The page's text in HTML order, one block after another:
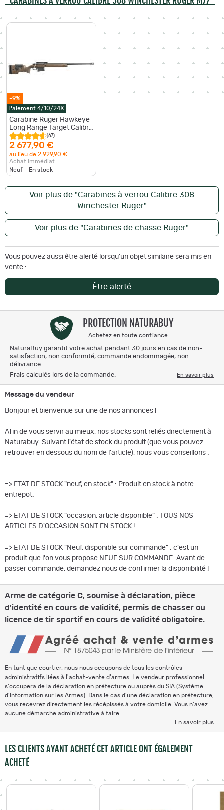
-9%
Paiement 4/10/24X
Carabine Ruger Hawkeye
Long Range Target Calibre
308 WIN
(67)
2 677,90 €
au lieu de 2 929,90 €
Achat Immédiat
Neuf - En stock
Voir plus de "Carabines à verrou Calibre 308
Winchester Ruger"
Voir plus de "Carabines de chasse Ruger"
Vous pouvez aussi être alerté lorsqu'un objet similaire sera mis en
vente :
Être alerté
PROTECTION NATURABUY
Achetez en toute confiance
NaturaBuy garantit votre achat pendant 30 jours en cas de non-
satisfaction, non conformité, commande endommagée, non
délivrance.
Frais calculés lors de la commande.
En savoir plus
Message du vendeur
Bonjour et bienvenue sur une de nos annonces !
Afin de vous servir au mieux, nos stocks sont reliés directement à
Naturabuy. Suivant l'état de stock du produit (que vous pouvez
retrouver en dessous du nom de l'article), nous vous conseillons :
=> ETAT DE STOCK "neuf, en stock" : Produit en stock à notre
entrepot.
=> ETAT DE STOCK "occasion, article disponible" : TOUS NOS
ARTICLES D'OCCASION SONT EN STOCK !
=> ETAT DE STOCK "Neuf, disponible sur commande" : c'est un
produit que l'on vous propose NEUF SUR COMMANDE. Avant de
passer commande, demandez nous de confirmer la disponibilité !
Arme de catégorie C, soumise à déclaration, pièce
d'identité en cours de validité, permis de chasser ou
licence de tir sportif en cours de validité obligatoire.
En tant que courtier, nous nous occupons de tous les contrôles
administratifs liées à l'achat-vente d'armes. Le vendeur professionnel
s'occupera de la déclaration en préfecture ou auprès du SIA (Système
d'Information sur les Armes). Dans le cas d'une déclaration en préfecture,
vous recevrez directement les récépissés à votre domicile. Vous n'avez
aucune démarche administrative à faire.
En savoir plus
LES CLIENTS AYANT ACHETÉ CET ARTICLE ONT ÉGALEMENT
ACHETÉ